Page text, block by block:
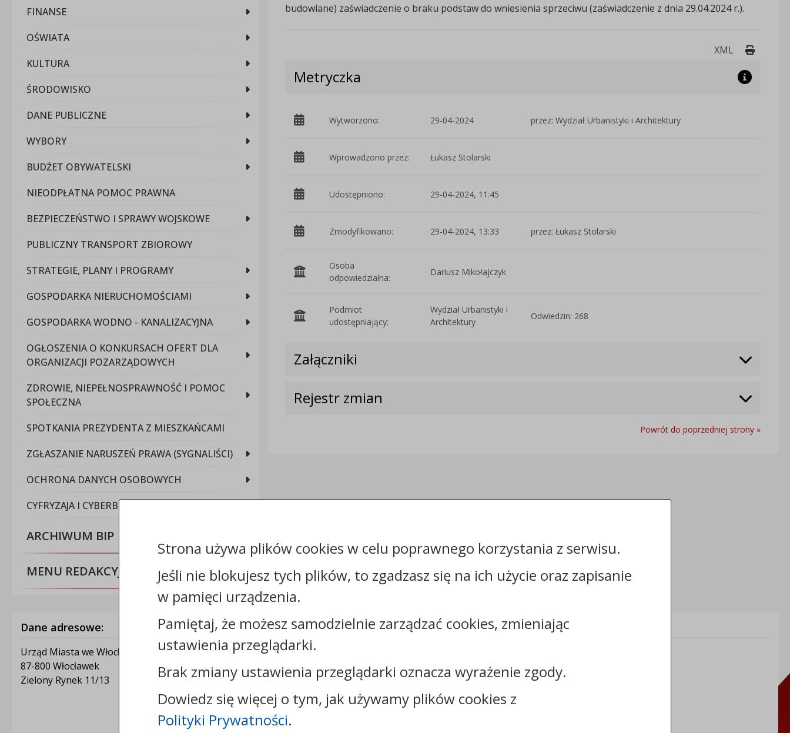
FINANSE
OŚWIATA
KULTURA
ŚRODOWISKO
DANE PUBLICZNE
WYBORY
BUDŻET OBYWATELSKI
NIEODPŁATNA POMOC PRAWNA
BEZPIECZEŃSTWO I SPRAWY WOJSKOWE
PUBLICZNY TRANSPORT ZBIOROWY
STRATEGIE, PLANY I PROGRAMY
GOSPODARKA NIERUCHOMOŚCIAMI
GOSPODARKA WODNO - KANALIZACYJNA
OGŁOSZENIA O KONKURSACH OFERT DLA
ORGANIZACJI POZARZĄDOWYCH
ZDROWIE, NIEPEŁNOSPRAWNOŚĆ I POMOC
SPOŁECZNA
SPOTKANIA PREZYDENTA Z MIESZKAŃCAMI
ZGŁASZANIE NARUSZEŃ PRAWA (SYGNALIŚCI)
OCHRONA DANYCH OSOBOWYCH
CYFRYZAJA I CYBERBEZPIECZEŃSTWO
ARCHIWUM BIP
MENU REDAKCYJNE
budowlane) zaświadczenie o braku podstaw do wniesienia sprzeciwu (zaświadczenie z dnia 29.04.2024 r.).
XML Drukuj
Metryczka
Wytworzono: 29-04-2024 przez: Wydział Urbanistyki i Architektury
Wprowadzono przez: Łukasz Stolarski
Udostępniono: 29-04-2024, 11:45
Zmodyfikowano: 29-04-2024, 13:33 przez: Łukasz Stolarski
Osoba
odpowiedzialna:
Dariusz Mikołajczyk
Podmiot
udostępniający:
Wydział Urbanistyki i
Architektury
Odwiedzin: 268
Załączniki
Rejestr zmian
Powrót do poprzedniej strony »
Dane adresowe:
Urząd Miasta we Włocławku
87-800 Włocławek
Zielony Rynek 11/13
Kontakt:
tel.:+48544144000
faks: +48544144444
e-mail:poczta@um.wloclawek.pl
skrytka ePUAP: /umwloclawek/SkrytkaESP lub
/umwloclawek/skrytka
strona www:
Informacje dodatkowe:
REGON: 910866910
TERYT: 0464011
Strona używa plików cookies w celu poprawnego korzystania z serwisu.
Jeśli nie blokujesz tych plików, to zgadzasz się na ich użycie oraz zapisanie
w pamięci urządzenia.
Pamiętaj, że możesz samodzielnie zarządzać cookies, zmieniając
ustawienia przeglądarki.
Brak zmiany ustawienia przeglądarki oznacza wyrażenie zgody.
Dowiedz się więcej o tym, jak używamy plików cookies z
Polityki Prywatności.